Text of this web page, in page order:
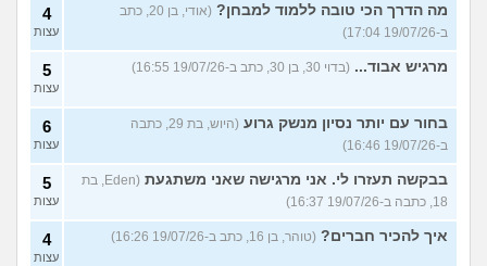
מה הדרך הכי טובה ללמוד למבחן?
(אודי, בן 20, כתב
ב-19/07/26 17:04)
4
עצות
מרגיש אבוד... (בדוי 30, בן 30, כתב ב-19/07/26 16:55) 5
עצות
בחור עם יותר נסיון מנשק גרוע
(היוש, בת 29, כתבה
ב-19/07/26 16:46)
6
עצות
בבקשה תעזרו לי. אני מרגישה שאני משתגעת
(Eden, בת
18, כתבה ב-19/07/26 16:37)
5
עצות
איך להכיר חברים? (טוהר, בן 16, כתב ב-19/07/26 16:26) 4
עצות